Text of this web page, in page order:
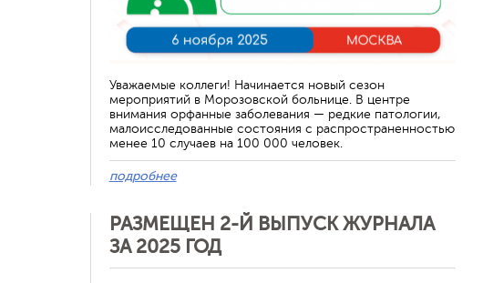
Уважаемые коллеги! Начинается новый сезон
мероприятий в Морозовской больнице. В центре
внимания орфанные заболевания — редкие патологии,
малоисследованные состояния с распространенностью
менее 10 случаев на 100 000 человек.
подробнее
РАЗМЕЩЕН 2-Й ВЫПУСК ЖУРНАЛА
ЗА 2025 ГОД